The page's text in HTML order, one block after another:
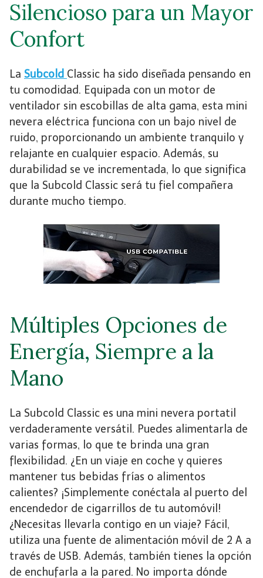
Silencioso para un Mayor
Confort
La Subcold Classic ha sido diseñada pensando en
tu comodidad. Equipada con un motor de
ventilador sin escobillas de alta gama, esta mini
nevera eléctrica funciona con un bajo nivel de
ruido, proporcionando un ambiente tranquilo y
relajante en cualquier espacio. Además, su
durabilidad se ve incrementada, lo que significa
que la Subcold Classic será tu fiel compañera
durante mucho tiempo.
Múltiples Opciones de
Energía, Siempre a la
Mano
La Subcold Classic es una mini nevera portatil
verdaderamente versátil. Puedes alimentarla de
varias formas, lo que te brinda una gran
flexibilidad. ¿En un viaje en coche y quieres
mantener tus bebidas frías o alimentos
calientes? ¡Simplemente conéctala al puerto del
encendedor de cigarrillos de tu automóvil!
¿Necesitas llevarla contigo en un viaje? Fácil,
utiliza una fuente de alimentación móvil de 2 A a
través de USB. Además, también tienes la opción
de enchufarla a la pared. No importa dónde